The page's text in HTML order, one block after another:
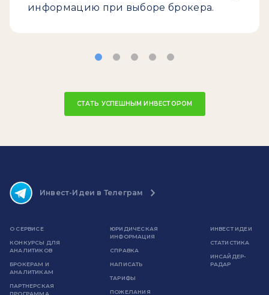
информацию при выборе брокера.
СТАТЬ УСПЕШНЫМ ИНВЕСТОРОМ
Инвест-Идеи в Телеграм
О СЕРВИСЕ
КОНКУРСЫ ДЛЯ
АНАЛИТИКОВ
БРОКЕРАМ И
АНАЛИТИКАМ
ПАРТНЕРСКАЯ
ПРОГРАММА
ЮРИДИЧЕСКАЯ
ИНФОРМАЦИЯ
СПРАВКА
НАПИСАТЬ
ТАРИФЫ
ПОЖЕЛАНИЯ
ИНВЕСТ ИДЕИ
СТАТИСТИКА
ИНСАЙДЕР-
РАДАР